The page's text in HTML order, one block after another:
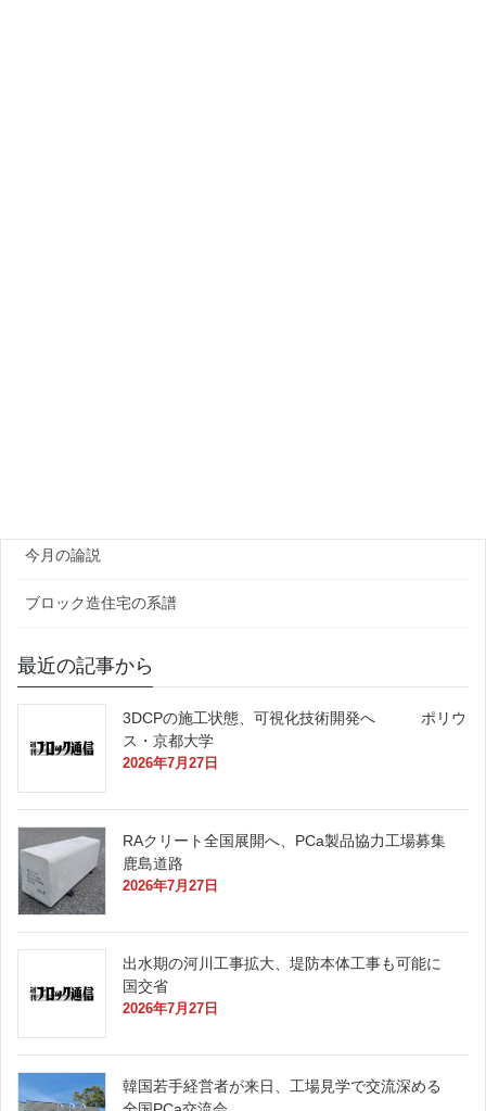
今月の論説
ブロック造住宅の系譜
最近の記事から
3DCPの施工状態、可視化技術開発へ ポリウ
ス・京都大学
2026年7月27日
RAクリート全国展開へ、PCa製品協力工場募集
鹿島道路
2026年7月27日
出水期の河川工事拡大、堤防本体工事も可能に
国交省
2026年7月27日
韓国若手経営者が来日、工場見学で交流深める